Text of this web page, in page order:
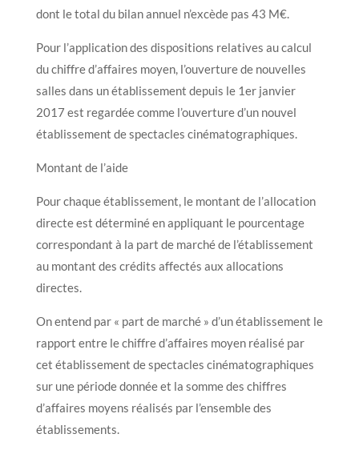
dont le total du bilan annuel n’excède pas 43 M€.
Pour l’application des dispositions relatives au calcul
du chiffre d’affaires moyen, l’ouverture de nouvelles
salles dans un établissement depuis le 1er janvier
2017 est regardée comme l’ouverture d’un nouvel
établissement de spectacles cinématographiques.
Montant de l’aide
Pour chaque établissement, le montant de l’allocation
directe est déterminé en appliquant le pourcentage
correspondant à la part de marché de l’établissement
au montant des crédits affectés aux allocations
directes.
On entend par « part de marché » d’un établissement le
rapport entre le chiffre d’affaires moyen réalisé par
cet établissement de spectacles cinématographiques
sur une période donnée et la somme des chiffres
d’affaires moyens réalisés par l’ensemble des
établissements.